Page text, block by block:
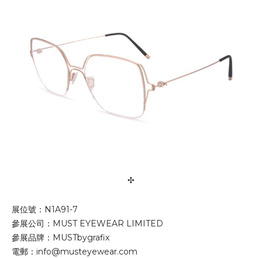
✣
展位號：N1A91-7
參展公司：MUST EYEWEAR LIMITED
參展品牌：MUSTbygrafix
電郵： info@musteyewear.com